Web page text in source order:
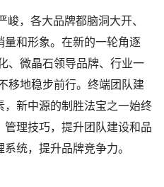
峻，各大品牌都脑洞大开、
和形象。在新的一轮角逐
、微晶石领导品牌、行业一
移地稳步前行。终端团队建
新中源的制胜法宝之一始终
理技巧，提升团队建设和品
统，提升品牌竞争力。